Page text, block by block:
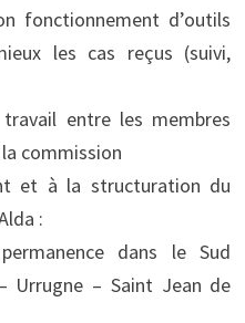
fonctionnement d’outils
les cas reçus (suivi,
entre les membres
commission
et à la structuration du
:
dans le Sud
Urrugne – Saint Jean de